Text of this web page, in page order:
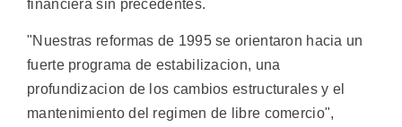
financiera sin precedentes.
"Nuestras reformas de 1995 se orientaron hacia un
fuerte programa de estabilizacion, una
profundizacion de los cambios estructurales y el
mantenimiento del regimen de libre comercio",